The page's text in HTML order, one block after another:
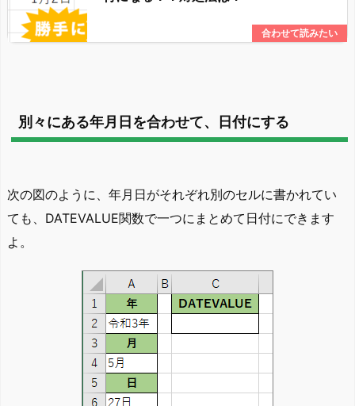
別々にある年月日を合わせて、日付にする
次の図のように、年月日がそれぞれ別のセルに書かれてい
ても、DATEVALUE関数で一つにまとめて日付にできます
よ。